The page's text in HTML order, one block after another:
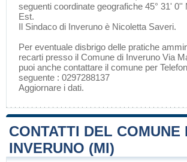
seguenti coordinate geografiche 45° 31' 0''
Est.
Il Sindaco di Inveruno è Nicoletta Saveri.
Per eventuale disbrigo delle pratiche
recarti presso il Comune di Inveruno Via
puoi anche contattare il comune per
seguente : 0297288137
Aggiornare i dati.
CONTATTI DEL COMUNE
INVERUNO (MI)